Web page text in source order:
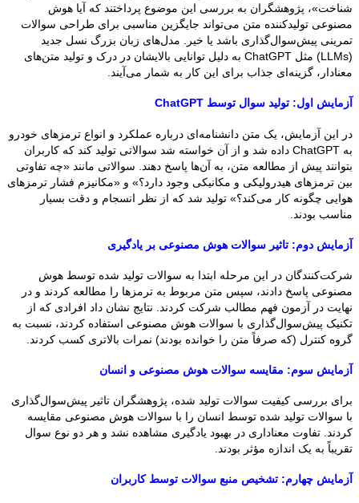
شناخت»، پژوهشگران به بررسی این موضوع پرداختند که آیا هوش
مصنوعی تولیدکننده متن می‌تواند جایگزین مناسبی برای طراحی سوالات
تمرینی پیش‌سوال‌گذاری باشد یا خیر. مدل‌های زبان بزرگ نسل جدید
(LLMs) مثل ChatGPT به دلیل توانایی بالایشان در درک و تولید متن‌های
معنادار، گزینه‌ای جذاب برای این کار به شمار می‌آیند.
آزمایش اول: تولید سوال توسط ChatGPT
در این آزمایش، یک متن دانشنامه‌ای درباره عملکرد و انواع ترمزهای خودرو
به ChatGPT داده شد و از آن خواسته شد سوالاتی تولید کند که کاربران
بتوانند پیش از مطالعه متن، به آن‌ها پاسخ دهند. سوالاتی مانند «چه تفاوتی
بین ترمزهای هیدرولیکی و مکانیکی وجود دارد؟» و «مکانیزم فشار ترمزهای
هوایی چگونه کار می‌کند؟» تولید شد که از نظر انسجام و دقت بسیار
مناسب بودند.
آزمایش دوم: تاثیر سوالات هوش مصنوعی بر یادگیری
شرکت‌کنندگان در این مرحله ابتدا به سوالات تولید شده توسط هوش
مصنوعی پاسخ دادند، سپس متن مربوط به ترمزها را مطالعه کردند و در
نهایت در آزمون فهم مطالب شرکت کردند. نتایج نشان داد افرادی که از
تکنیک پیش‌سوال‌گذاری با سوالات هوش مصنوعی استفاده کردند، نسبت به
گروه کنترل (که صرفاً متن را خوانده بودند) نمرات بالاتری کسب کردند.
آزمایش سوم: مقایسه سوالات هوش مصنوعی و انسان
برای بررسی کیفیت سوالات تولید شده، پژوهشگران تاثیر پیش‌سوال‌گذاری
با سوالات تولید شده توسط انسان را با سوالات هوش مصنوعی مقایسه
کردند. تفاوت معناداری در بهبود یادگیری مشاهده نشد و هر دو نوع سوال
تقریباً به یک اندازه مؤثر بودند.
آزمایش چهارم: تشخیص منبع سوالات توسط کاربران